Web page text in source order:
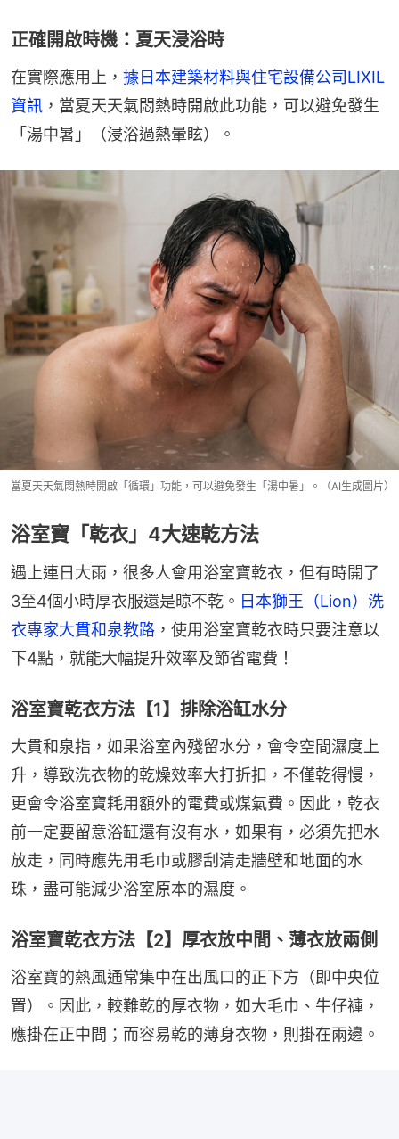
正確開啟時機：夏天浸浴時
在實際應用上， 據日本建築材料與住宅設備公司LIXIL
資訊 ，當夏天天氣悶熱時開啟此功能，可以避免發生
「湯中暑」（浸浴過熱暈眩）。
當夏天天氣悶熱時開啟「循環」功能，可以避免發生「湯中暑」。（AI生成圖片）
浴室寶「乾衣」4大速乾方法
遇上連日大雨，很多人會用浴室寶乾衣，但有時開了
3至4個小時厚衣服還是晾不乾。 日本獅王（Lion）洗
衣專家大貫和泉教路 ，使用浴室寶乾衣時只要注意以
下4點，就能大幅提升效率及節省電費！
浴室寶乾衣方法【1】排除浴缸水分
大貫和泉指，如果浴室內殘留水分，會令空間濕度上
升，導致洗衣物的乾燥效率大打折扣，不僅乾得慢，
更會令浴室寶耗用額外的電費或煤氣費。因此，乾衣
前一定要留意浴缸還有沒有水，如果有，必須先把水
放走，同時應先用毛巾或膠刮清走牆壁和地面的水
珠，盡可能減少浴室原本的濕度。
浴室寶乾衣方法【2】厚衣放中間、薄衣放兩側
浴室寶的熱風通常集中在出風口的正下方（即中央位
置）。因此，較難乾的厚衣物，如大毛巾、牛仔褲，
應掛在正中間；而容易乾的薄身衣物，則掛在兩邊。